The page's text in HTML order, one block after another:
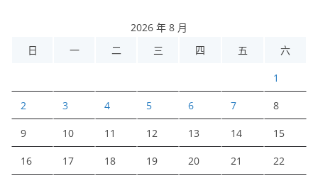
2026 年 8 月
日
一 二 三 四 五 六
1
2 3 4 5 6 7 8
9 10 11 12 13 14 15
16 17 18 19 20 21 22